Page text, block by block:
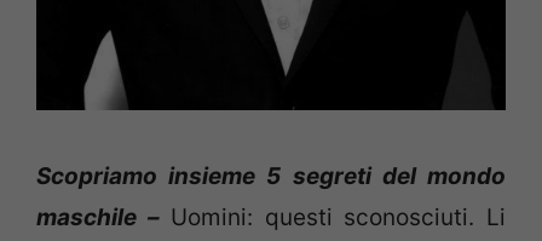
Scopriamo insieme 5 segreti del mondo
maschile – Uomini: questi sconosciuti. Li